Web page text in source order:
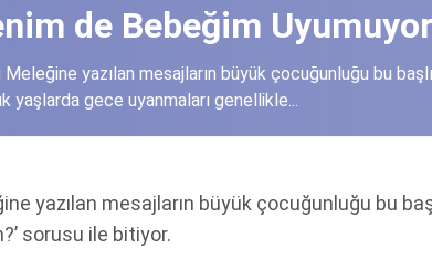
de Bebeğim
Meleğine yazılan mesajların büyük çocuğunluğu bu
yaşlarda gece uyanmaları genellikle...
yazılan mesajların büyük çocuğunluğu bu
sorusu ile bitiyor.